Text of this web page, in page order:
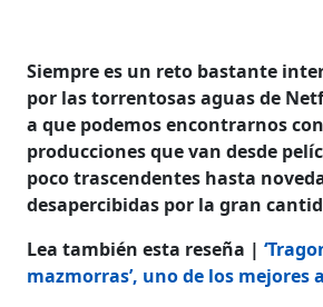
Siempre es un reto bastante
por las torrentosas aguas de
a que podemos encontrarnos
producciones que van desde
poco trascendentes hasta
desapercibidas por la gran
Lea también esta reseña |
mazmorras’, uno de los mejores